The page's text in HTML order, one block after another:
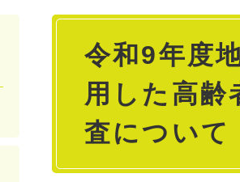
本
令和9年度
用した高齢
査について